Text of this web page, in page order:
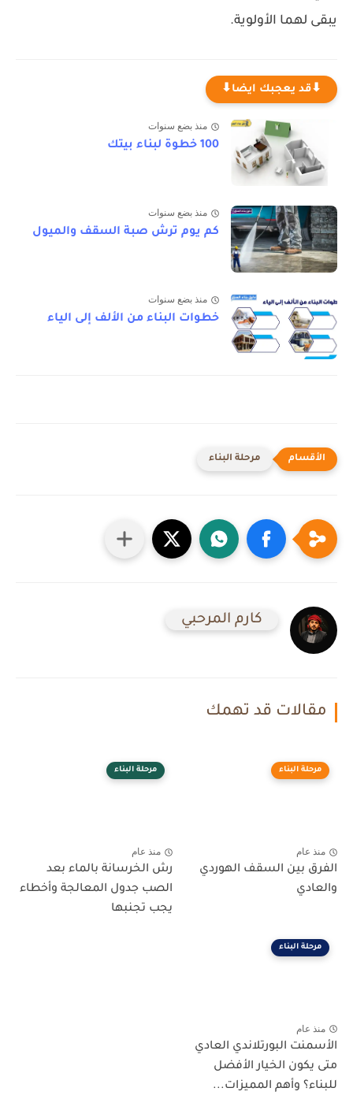
يبقى لهما الأولوية.
⬇قد يعجبك ايضا⬇
منذ بضع سنوات
100 خطوة لبناء بيتك
منذ بضع سنوات
كم يوم ترش صبة السقف والميول
منذ بضع سنوات
خطوات البناء من الألف إلى الياء
مرحلة البناء
كارم المرحبي
مقالات قد تهمك
مرحلة البناء
منذ عام
الفرق بين السقف الهوردي
والعادي
مرحلة البناء
منذ عام
رش الخرسانة بالماء بعد
الصب جدول المعالجة وأخطاء
يجب تجنبها
مرحلة البناء
منذ عام
الأسمنت البورتلاندي العادي
متى يكون الخيار الأفضل
للبناء؟ وأهم المميزات...